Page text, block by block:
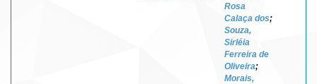
Rosa
Calaça dos;
Souza,
Sirléia
Ferreira de
Oliveira;
Morais,